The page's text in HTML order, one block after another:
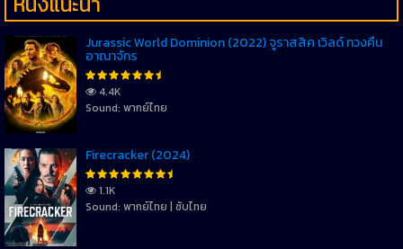
Jurassic World Dominion (2022) จูราสสิค เวิลด์ ทวงคืน
อาณาจักร
4.4K
Sound: พากย์ไทย
Firecracker (2024)
1.1K
Sound: พากย์ไทย | ซับไทย